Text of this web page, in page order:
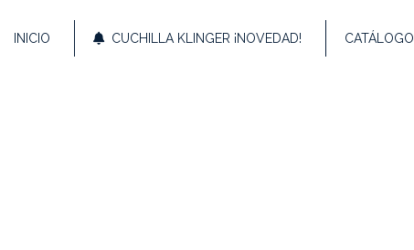
INICIO CUCHILLA KLINGER ¡NOVEDAD! CATÁLOGO